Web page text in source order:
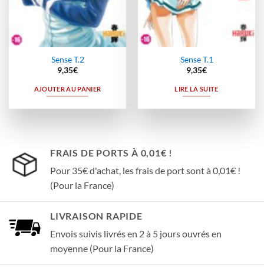
Sense T.2
9,35€
AJOUTER AU PANIER
Sense T.1
9,35€
LIRE LA SUITE
FRAIS DE PORTS À 0,01€ !
Pour 35€ d'achat, les frais de port sont à 0,01€ !
(Pour la France)
LIVRAISON RAPIDE
Envois suivis livrés en 2 à 5 jours ouvrés en
moyenne (Pour la France)